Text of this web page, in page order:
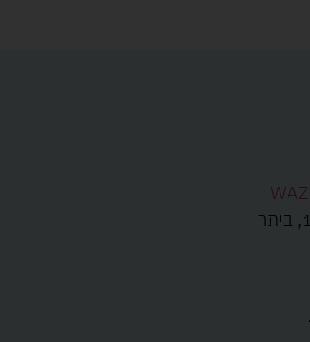
רחוב בנין דוד 18, ביתר